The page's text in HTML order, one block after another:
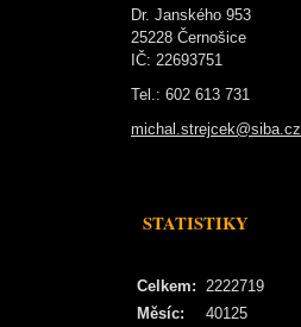
Dr. Janského 953
25228 Černošice
IČ: 22693751
Tel.: 602 613 731
michal.strejcek@siba.cz
STATISTIKY
Celkem: 2222719
Měsíc:
40125